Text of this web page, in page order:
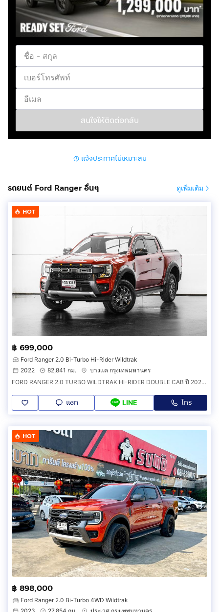
สนใจให้ติดต่อกลับ
แจ้งประกาศไม่เหมาะสม
รถยนต์ Ford Ranger อื่นๆ ดูเพิ่มเติม
HOT
฿ 699,000
Ford Ranger 2.0 Bi-Turbo Hi-Rider Wildtrak
2022
82,841 กม.
บางแค กรุงเทพมหานคร
FORD RANGER 2.0 TURBO WILDTRAK HI-RIDER DOUBLE CAB ปี 2022 สี ส้ม (55V52)
แชท LINE โทร
HOT
฿ 898,000
Ford Ranger 2.0 Bi-Turbo 4WD Wildtrak